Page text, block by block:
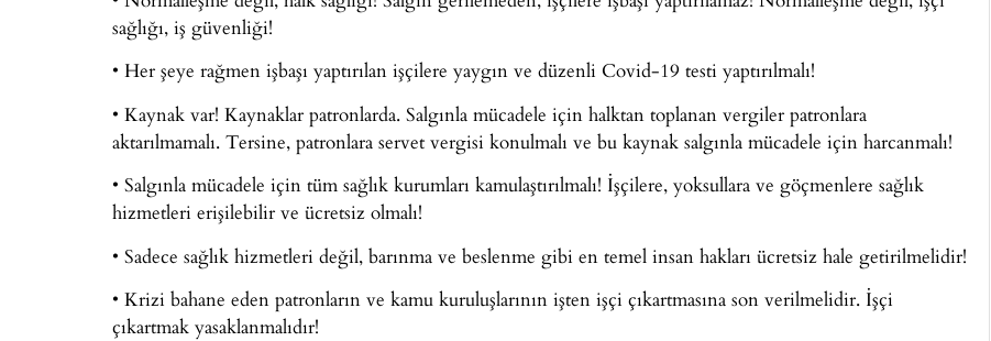
sağlığı, iş güvenliği!
• Her şeye rağmen işbaşı yaptırılan işçilere yaygın ve düzenli Covid-19 testi yaptırılmalı!
• Kaynak var! Kaynaklar patronlarda. Salgınla mücadele için halktan toplanan vergiler patronlara
aktarılmamalı. Tersine, patronlara servet vergisi konulmalı ve bu kaynak salgınla mücadele için harcanmalı!
• Salgınla mücadele için tüm sağlık kurumları kamulaştırılmalı! İşçilere, yoksullara ve göçmenlere sağlık
hizmetleri erişilebilir ve ücretsiz olmalı!
• Sadece sağlık hizmetleri değil, barınma ve beslenme gibi en temel insan hakları ücretsiz hale getirilmelidir!
• Krizi bahane eden patronların ve kamu kuruluşlarının işten işçi çıkartmasına son verilmelidir. İşçi
çıkartmak yasaklanmalıdır!